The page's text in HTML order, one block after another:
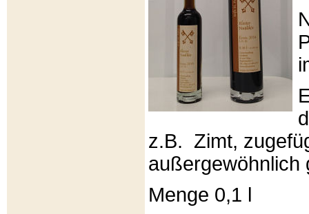
z.B. Zimt,
außergewöhnlich
Menge 0,1 l